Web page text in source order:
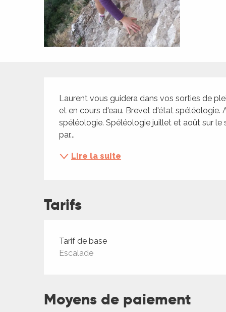
Description
Laurent vous guidera dans vos sorties de
et en cours d'eau. Brevet d'état spéléologie.
spéléologie. Spéléologie juillet et août sur le
par...
Lire la suite
Tarifs
Tarifs 2026
Tarif de base
Escalade
Moyens de paiement